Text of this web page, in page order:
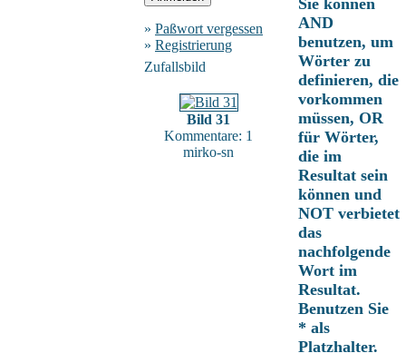
» Paßwort vergessen
» Registrierung
Zufallsbild
Bild 31
Kommentare: 1
mirko-sn
Sie können
AND
benutzen, um
Wörter zu
definieren, die
vorkommen
müssen, OR
für Wörter,
die im
Resultat sein
können und
NOT verbietet
das
nachfolgende
Wort im
Resultat.
Benutzen Sie
* als
Platzhalter.